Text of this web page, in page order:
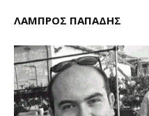
ΛΑΜΠΡΟΣ ΠΑΠΑΔΗΣ